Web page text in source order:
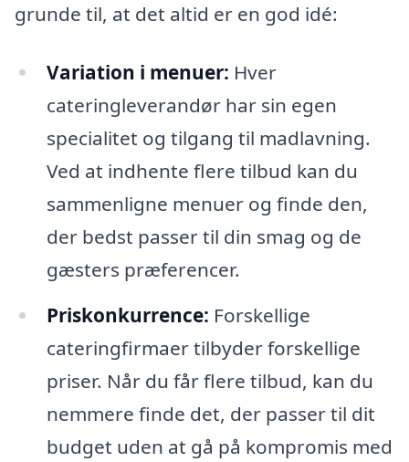
grunde til, at det altid er en god idé:
Variation i menuer: Hver
cateringleverandør har sin egen
specialitet og tilgang til madlavning.
Ved at indhente flere tilbud kan du
sammenligne menuer og finde den,
der bedst passer til din smag og de
gæsters præferencer.
Priskonkurrence: Forskellige
cateringfirmaer tilbyder forskellige
priser. Når du får flere tilbud, kan du
nemmere finde det, der passer til dit
budget uden at gå på kompromis med